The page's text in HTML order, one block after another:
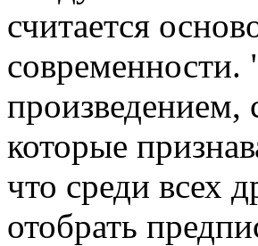
считается
современности.
произведением,
которые
что среди всех
отобрать